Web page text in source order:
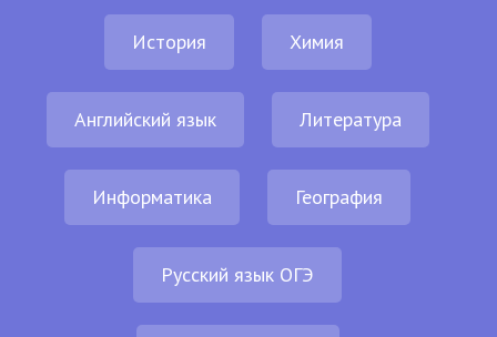
История Химия
Английский язык Литература
Информатика География
Русский язык ОГЭ